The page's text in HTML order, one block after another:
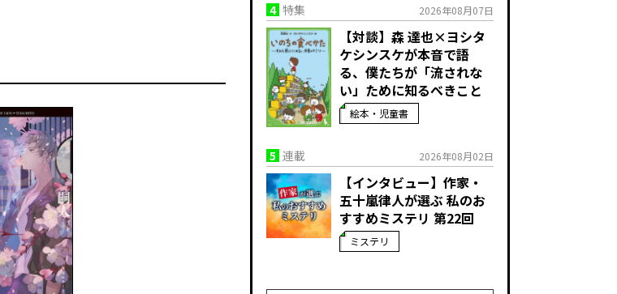
4 特集 2026年08月07日
【対談】森 達也×ヨシタ
ケシンスケが本音で語
る、僕たちが「流されな
い」ために知るべきこと
絵本・児童書
5 連載 2026年08月02日
【インタビュー】作家・
五十嵐律人が選ぶ 私のお
すすめミステリ 第22回
ミステリ